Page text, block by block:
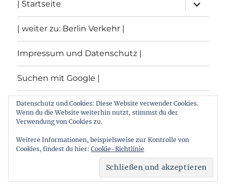
| Startseite
öffnen
| weiter zu: Berlin Verkehr |
Impressum und Datenschutz |
Suchen mit Google |
Themen
Archiv von: Berlin:Verkehr
Stolz präsentiert von
Datenschutz und Cookies: Diese Website verwendet Cookies.
Wenn du die Website weiterhin nutzt, stimmst du der
Verwendung von Cookies zu.
Weitere Informationen, beispielsweise zur Kontrolle von
Cookies, findest du hier: Cookie-Richtlinie